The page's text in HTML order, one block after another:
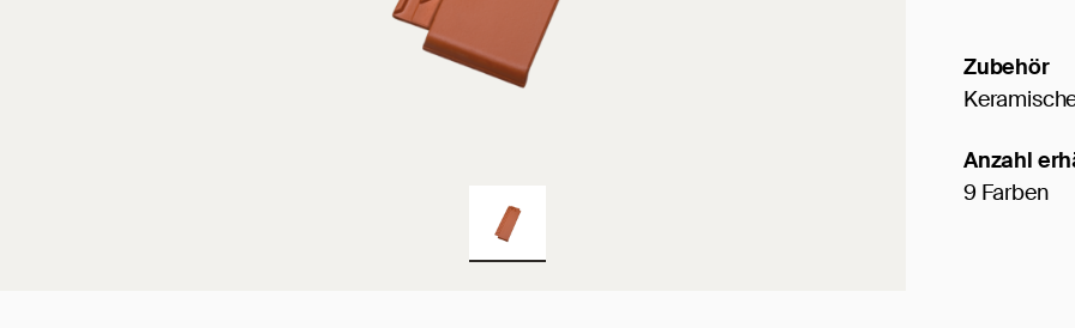
Zubehör
Anzahl
9 Farben